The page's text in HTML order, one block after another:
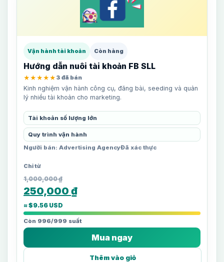
Vận hành tài khoản Còn hàng
Hướng dẫn nuôi tài khoản FB SLL
★★★★★ 3 đã bán
Kinh nghiệm vận hành công cụ, đăng bài, seeding và quản
lý nhiều tài khoản cho marketing.
Tài khoản số lượng lớn
Quy trình vận hành
Người bán: Advertising AgencyĐã xác thực
1,000,000₫
250,000 ₫
≈ $9.56 USD
Còn 996/999 suất
Mua ngay
Thêm vào giỏ